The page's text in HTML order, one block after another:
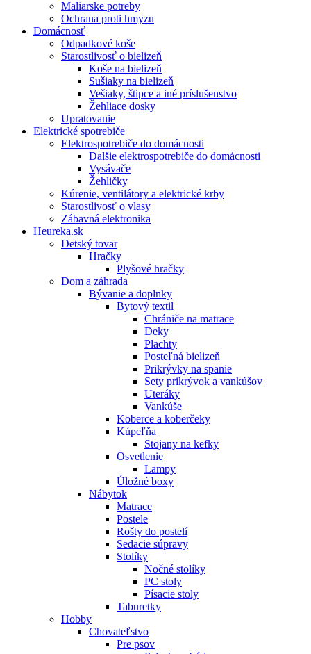
Maliarske potreby
Ochrana proti hmyzu
Domácnosť
Odpadkové koše
Starostlivosť o bielizeň
Koše na bielizeň
Sušiaky na bielizeň
Vešiaky, štipce a iné príslušenstvo
Žehliace dosky
Upratovanie
Elektrické spotrebiče
Elektrospotrebiče do domácnosti
Dalšie elektrospotrebiče do domácnosti
Vysávače
Žehličky
Kúrenie, ventilátory a elektrické krby
Starostlivosť o vlasy
Zábavná elektronika
Heureka.sk
Detský tovar
Hračky
Plyšové hračky
Dom a záhrada
Bývanie a doplnky
Bytový textil
Chrániče na matrace
Deky
Plachty
Posteľná bielizeň
Prikrývky na spanie
Sety prikrývok a vankúšov
Uteráky
Vankúše
Koberce a koberčeky
Kúpeľňa
Stojany na kefky
Osvetlenie
Lampy
Úložné boxy
Nábytok
Matrace
Postele
Rošty do postelí
Sedacie súpravy
Stolíky
Nočné stolíky
PC stoly
Písacie stoly
Taburetky
Hobby
Chovateľstvo
Pre psov